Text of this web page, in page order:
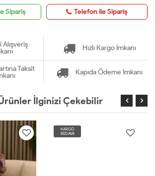
Sipariş Telefon ile Sipariş
Hızlı Kargo İmkanı
Taksit
Kapıda Ödeme İmkanı
İlginizi Çekebilir
KARGO
BEDAVA